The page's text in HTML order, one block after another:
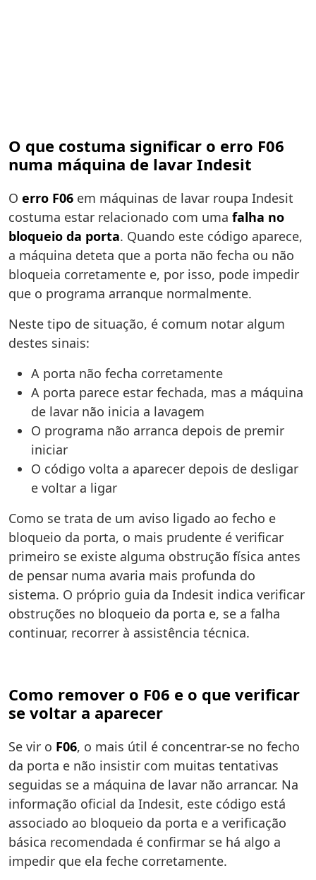
O que costuma significar o erro F06
numa máquina de lavar Indesit
O erro F06 em máquinas de lavar roupa Indesit
costuma estar relacionado com uma falha no
bloqueio da porta. Quando este código aparece,
a máquina deteta que a porta não fecha ou não
bloqueia corretamente e, por isso, pode impedir
que o programa arranque normalmente.
Neste tipo de situação, é comum notar algum
destes sinais:
A porta não fecha corretamente
A porta parece estar fechada, mas a máquina
de lavar não inicia a lavagem
O programa não arranca depois de premir
iniciar
O código volta a aparecer depois de desligar
e voltar a ligar
Como se trata de um aviso ligado ao fecho e
bloqueio da porta, o mais prudente é verificar
primeiro se existe alguma obstrução física antes
de pensar numa avaria mais profunda do
sistema. O próprio guia da Indesit indica verificar
obstruções no bloqueio da porta e, se a falha
continuar, recorrer à assistência técnica.
Como remover o F06 e o que verificar
se voltar a aparecer
Se vir o F06, o mais útil é concentrar-se no fecho
da porta e não insistir com muitas tentativas
seguidas se a máquina de lavar não arrancar. Na
informação oficial da Indesit, este código está
associado ao bloqueio da porta e a verificação
básica recomendada é confirmar se há algo a
impedir que ela feche corretamente.